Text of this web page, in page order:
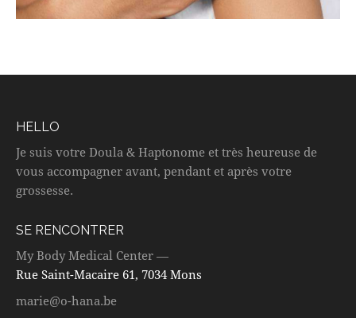
HELLO
Je suis votre Doula & Haptonome et très heureuse de
vous accompagner avant, pendant et après votre
grossesse.
SE RENCONTRER
My Body Medical Center —
Rue Saint-Macaire 61, 7034 Mons
marie@o-hana.be